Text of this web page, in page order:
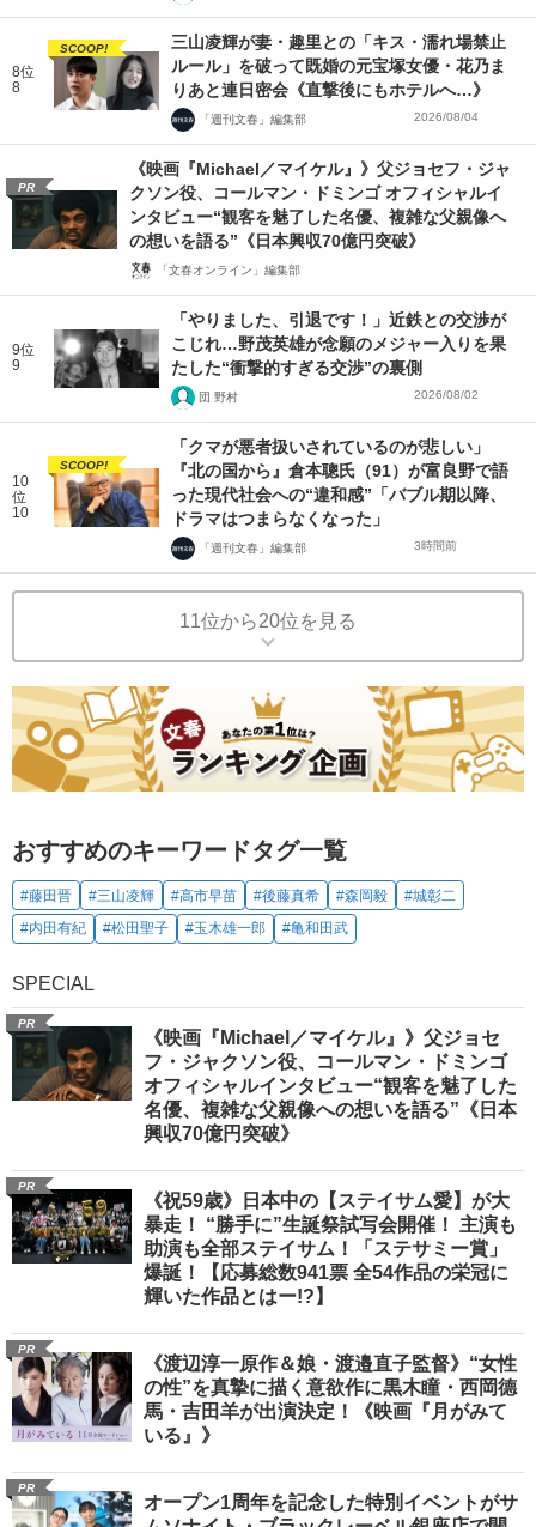
8位
8
SCOOP!
三山凌輝が妻・趣里との「キス・濡れ場禁止
ルール」を破って既婚の元宝塚女優・花乃ま
りあと連日密会《直撃後にもホテルへ…》
「週刊文春」編集部 2026/08/04
PR
《映画『Michael／マイケル』》父ジョセフ・ジャ
クソン役、コールマン・ドミンゴ オフィシャルイ
ンタビュー“観客を魅了した名優、複雑な父親像へ
の想いを語る”《日本興収70億円突破》
「文春オンライン」編集部
9位
9
「やりました、引退です！」近鉄との交渉が
こじれ…野茂英雄が念願のメジャー入りを果
たした“衝撃的すぎる交渉”の裏側
団 野村 2026/08/02
10
位
10
SCOOP!
「クマが悪者扱いされているのが悲しい」
『北の国から』倉本聰氏（91）が富良野で語
った現代社会への“違和感”「バブル期以降、
ドラマはつまらなくなった」
「週刊文春」編集部 3時間前
11位から20位を見る
おすすめのキーワードタグ一覧
#藤田晋 #三山凌輝 #高市早苗 #後藤真希 #森岡毅
#城彰二
#内田有紀
#松田聖子 #玉木雄一郎 #亀和田武
SPECIAL
PR
《映画『Michael／マイケル』》父ジョセ
フ・ジャクソン役、コールマン・ドミンゴ
オフィシャルインタビュー“観客を魅了した
名優、複雑な父親像への想いを語る”《日本
興収70億円突破》
PR
《祝59歳》日本中の【ステイサム愛】が大
暴走！ “勝手に”生誕祭試写会開催！ 主演も
助演も全部ステイサム！「ステサミー賞」
爆誕！【応募総数941票 全54作品の栄冠に
輝いた作品とはー!?】
PR
《渡辺淳一原作＆娘・渡邉直子監督》“女性
の性”を真摯に描く意欲作に黒木瞳・西岡德
馬・吉田羊が出演決定！《映画『月がみて
いる』》
PR
オープン1周年を記念した特別イベントがサ